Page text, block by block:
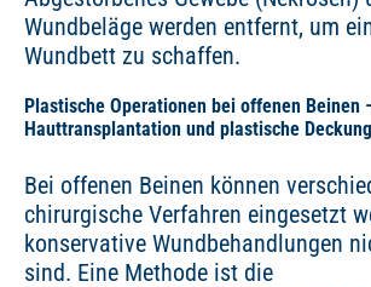
Wundbeläge werden entfernt, um
Wundbett zu schaffen.
Plastische Operationen bei offenen Beinen
Hauttransplantation und plastische
Bei offenen Beinen können
chirurgische Verfahren eingesetzt
konservative Wundbehandlungen
sind. Eine Methode ist die